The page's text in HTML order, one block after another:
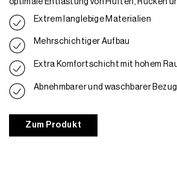
Extrem langlebige Materialien
Mehrschichtiger Aufbau
Extra Komfortschicht mit hohem
Abnehmbarer und waschbarer Bezug
Zum Produkt